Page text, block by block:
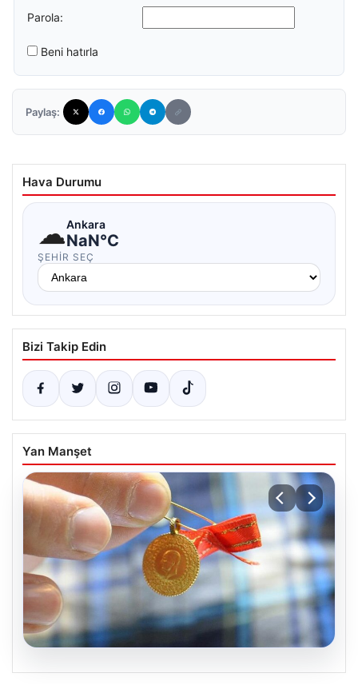
Parola:
Beni hatırla
Paylaş:
Hava Durumu
☁Ankara
NaN°C
ŞEHIR SEÇ
Bizi Takip Edin
Yan Manşet
05.08.2026